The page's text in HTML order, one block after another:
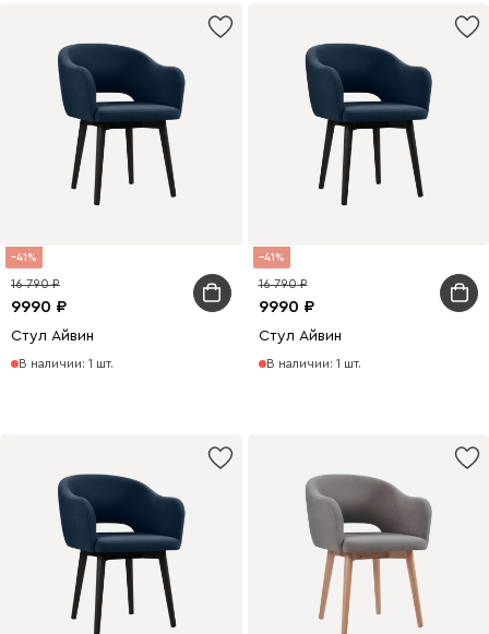
41
9990
16 790
Стул Айвин
В наличии: 1 шт.
41
9990
16 790
Стул Айвин
В наличии: 1 шт.